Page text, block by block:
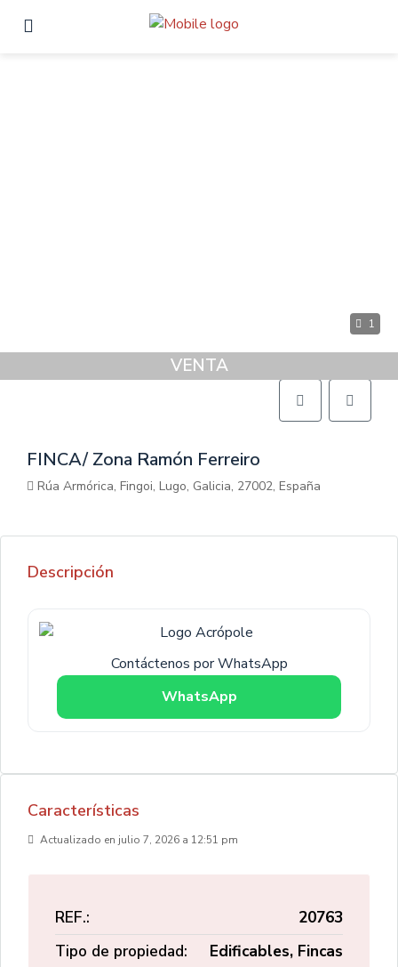
1
VENTA
FINCA/ Zona Ramón Ferreiro
Rúa Armórica, Fingoi, Lugo, Galicia, 27002, España
Descripción
Contáctenos por WhatsApp
WhatsApp
Características
Actualizado en julio 7, 2026 a 12:51 pm
REF.:
20763
Tipo de propiedad:
Edificables, Fincas